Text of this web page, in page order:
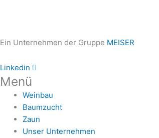
Ein Unternehmen der Gruppe MEISER
Linkedin
Menü
Weinbau
Baumzucht
Zaun
Unser Unternehmen